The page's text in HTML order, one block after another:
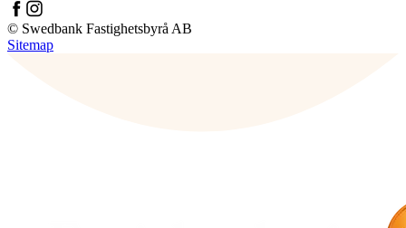
© Swedbank Fastighetsbyrå AB
Sitemap